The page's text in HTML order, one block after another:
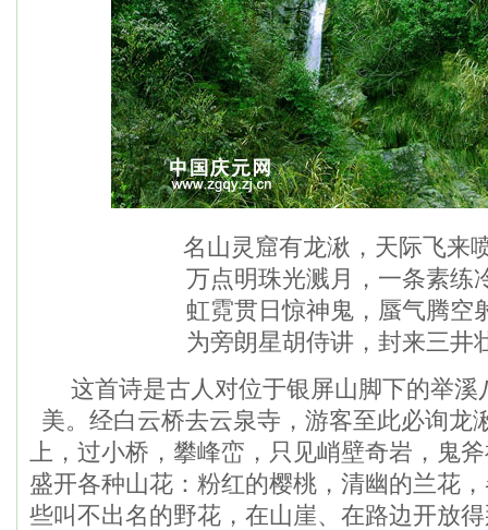
名山灵窟有龙湫，天际飞来
万点明珠光溅月，一条素练
虹霓贯日惊神鬼，蜃气腾空
为旁朗星胡侍讲，封来三井
这首诗是古人对位于银屏山脚下的举溪
美。经白云桥去云泉寺，游客至此必询龙
上，过小桥，攀峰峦，只见峭壁奇岩，鬼
盛开各种山花：粉红的樱桃，清幽的兰花
些叫不出名的野花，在山崖、在路边开放